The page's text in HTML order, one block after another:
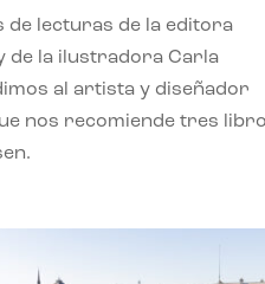
de lecturas de la editora
de la ilustradora Carla
al artista y diseñador
nos recomiende tres